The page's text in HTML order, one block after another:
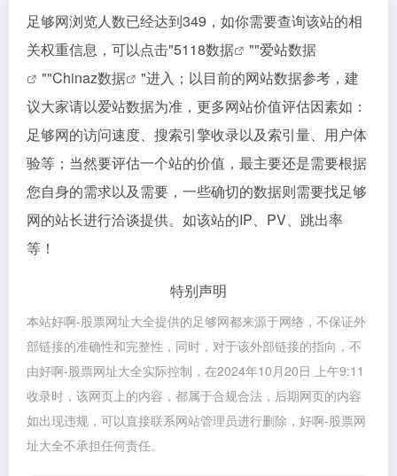
足够网浏览人数已经达到349，如你需要查询该站的相
关权重信息，可以点击"5118数据 ""爱站数据
""Chinaz数据
"进入；以目前的网站数据参考，建
议大家请以爱站数据为准，更多网站价值评估因素如：
足够网的访问速度、搜索引擎收录以及索引量、用户体
验等；当然要评估一个站的价值，最主要还是需要根据
您自身的需求以及需要，一些确切的数据则需要找足够
网的站长进行洽谈提供。如该站的IP、PV、跳出率
等！
特别声明
本站好啊-股票网址大全提供的足够网都来源于网络，不保证外
部链接的准确性和完整性，同时，对于该外部链接的指向，不
由好啊-股票网址大全实际控制，在2024年10月20日 上午9:11
收录时，该网页上的内容，都属于合规合法，后期网页的内容
如出现违规，可以直接联系网站管理员进行删除，好啊-股票网
址大全不承担任何责任。